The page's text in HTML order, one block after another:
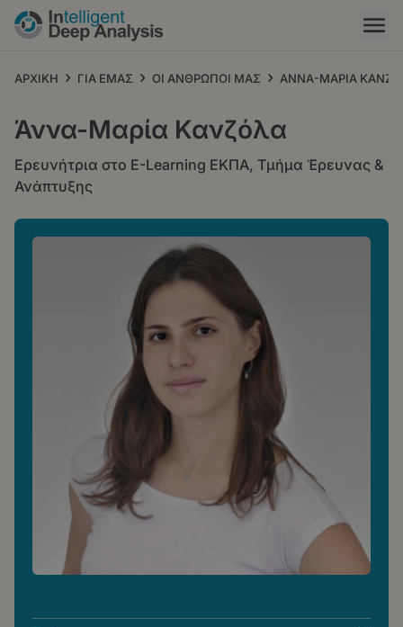
Παράκαμψη
προς
κυρίως
ΑΡΧΙΚΗ › ΓΙΑ ΕΜΑΣ › ΟΙ ΑΝΘΡΩΠΟΙ ΜΑΣ › ΑΝΝΑ-ΜΑΡΙΑ
Άννα-Μαρία Κανζόλα
Ερευνήτρια στο E-Learning ΕΚΠΑ, Τμήμα Έρευνας &
Ανάπτυξης